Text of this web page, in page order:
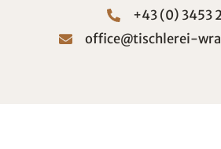
+43 (0) 3453
office@tischlerei-